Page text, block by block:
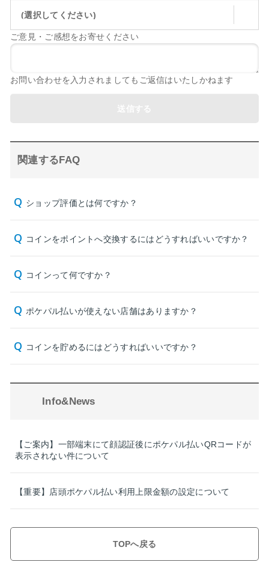
(選択してください)
ご意見・ご感想をお寄せください
お問い合わせを入力されましてもご返信はいたしかねます
関連するFAQ
ショップ評価とは何ですか？
コインをポイントへ交換するにはどうすればいいですか？
コインって何ですか？
ポケパル払いが使えない店舗はありますか？
コインを貯めるにはどうすればいいですか？
Info&News
【ご案内】一部端末にて顔認証後にポケパル払いQRコードが
表示されない件について
【重要】店頭ポケパル払い利用上限金額の設定について
TOPへ戻る